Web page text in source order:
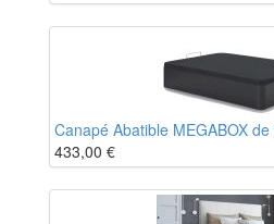
Canapé Abatible MEGABOX de
433,00 €